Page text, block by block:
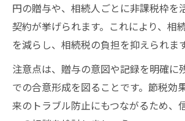
円の贈与や、相続人ごとに非課税枠を
契約が挙げられます。これにより、相
を減らし、相続税の負担を抑えられます
注意点は、贈与の意図や記録を明確に
での合意形成を図ることです。節税効
来のトラブル防止にもつながるため、